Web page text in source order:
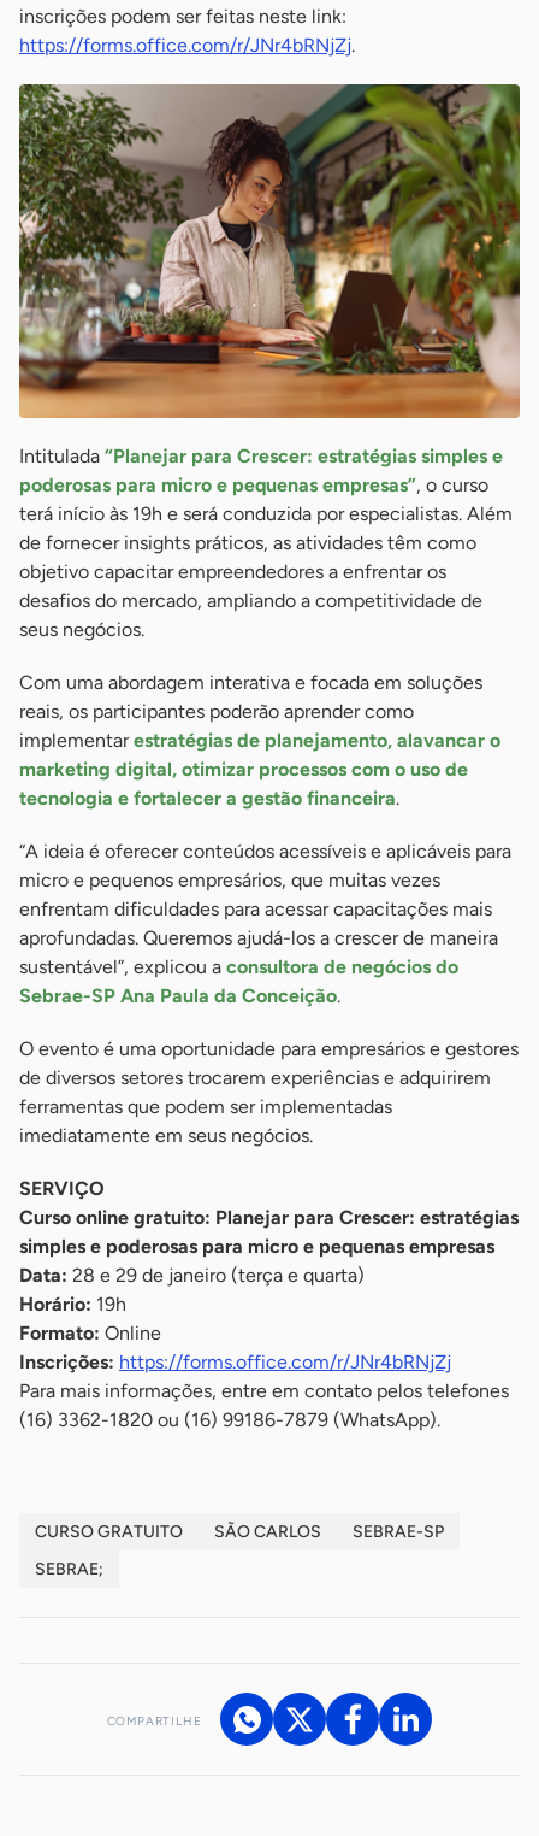
inscrições podem ser feitas neste link:
https://forms.office.com/r/JNr4bRNjZj.
Intitulada “Planejar para Crescer: estratégias simples e
poderosas para micro e pequenas empresas”, o curso
terá início às 19h e será conduzida por especialistas. Além
de fornecer insights práticos, as atividades têm como
objetivo capacitar empreendedores a enfrentar os
desafios do mercado, ampliando a competitividade de
seus negócios.
Com uma abordagem interativa e focada em soluções
reais, os participantes poderão aprender como
implementarestratégias de planejamento, alavancar o
marketing digital, otimizar processos com o uso de
tecnologia e fortalecer a gestão financeira.
“A ideia é oferecer conteúdos acessíveis e aplicáveis para
micro e pequenos empresários, que muitas vezes
enfrentam dificuldades para acessar capacitações mais
aprofundadas. Queremos ajudá-los a crescer de maneira
sustentável”, explicou a consultora de negócios do
Sebrae-SP Ana Paula da Conceição.
O evento é uma oportunidade para empresários e gestores
de diversos setores trocarem experiências e adquirirem
ferramentas que podem ser implementadas
imediatamente em seus negócios.
SERVIÇO
Curso online gratuito: Planejar para Crescer: estratégias
simples e poderosas para micro e pequenas empresas
Data: 28 e 29 de janeiro (terça e quarta)
Horário: 19h
Formato: Online
Inscrições: https://forms.office.com/r/JNr4bRNjZj
Para mais informações, entre em contato pelos telefones
(16) 3362-1820 ou (16) 99186-7879 (WhatsApp).
CURSO GRATUITO SÃO CARLOS
SEBRAE-SP
SEBRAE;
COMPARTILHE